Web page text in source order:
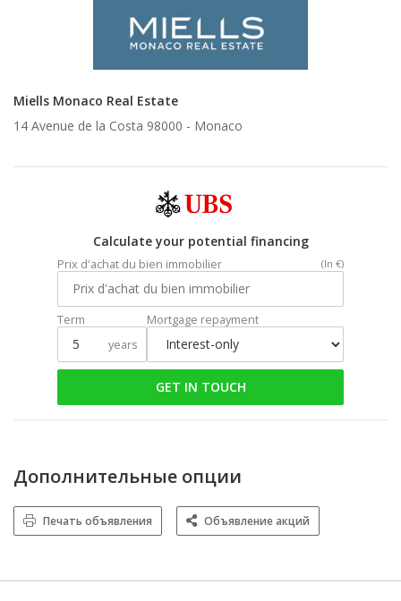
Miells Monaco Real Estate
14 Avenue de la Costa 98000 - Monaco
Calculate your potential financing
Prix d'achat du bien immobilier (In €)
Term
years
Mortgage repayment
GET IN TOUCH
Дополнительные опции
Печать объявления Объявление акций